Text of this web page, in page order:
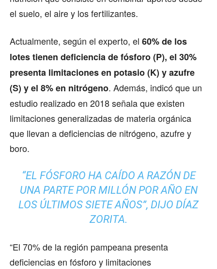
el suelo, el aire y los fertilizantes.
Actualmente, según el experto, el 60% de los
lotes tienen deficiencia de fósforo (P), el 30%
presenta limitaciones en potasio (K) y azufre
(S) y el 8% en nitrógeno. Además, indicó que un
estudio realizado en 2018 señala que existen
limitaciones generalizadas de materia orgánica
que llevan a deficiencias de nitrógeno, azufre y
boro.
“EL FÓSFORO HA CAÍDO A RAZÓN DE
UNA PARTE POR MILLÓN POR AÑO EN
LOS ÚLTIMOS SIETE AÑOS”, DIJO DÍAZ
ZORITA.
“El 70% de la región pampeana presenta
deficiencias en fósforo y limitaciones